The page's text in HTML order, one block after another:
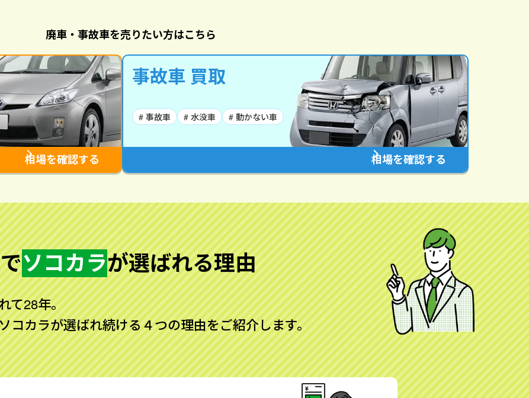
廃車・事故車を売りたい方はこちら
相場を確認する
事故車 買取
# 事故車 # 水没車 # 動かない車
相場を確認する
ソコカラが選ばれる理由
て28年。
コカラが選ばれ続ける４つの理由をご紹介します。